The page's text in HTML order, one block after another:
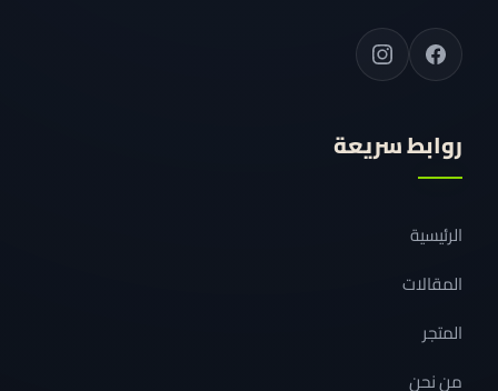
روابط سريعة
الرئيسية
المقالات
المتجر
من نحن